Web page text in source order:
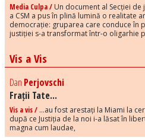
Media Culpa / Un document al Secției de
a CSM a pus în plină lumină o realitate
democrație: gruparea care conduce în
justiției s-a transformat într-o oligarhie
Vis a Vis
Dan Perjovschi
Frații Tate...
Vis a vis / ...au fost arestați la Miami la
după ce Justiția de la noi i-a lăsat în
magna cum laudae,